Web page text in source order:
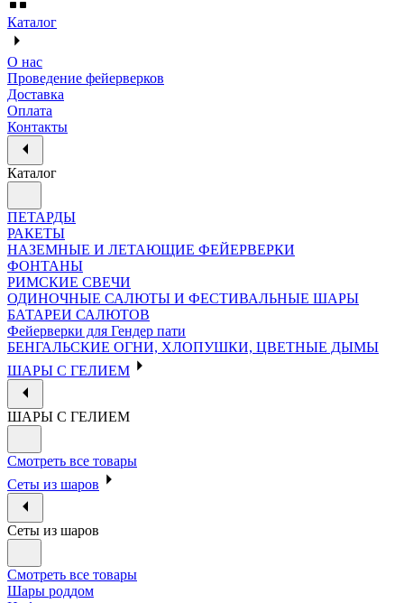
Каталог
О нас
Проведение фейерверков
Доставка
Оплата
Контакты
Каталог
ПЕТАРДЫ
РАКЕТЫ
НАЗЕМНЫЕ И ЛЕТАЮЩИЕ ФЕЙЕРВЕРКИ
ФОНТАНЫ
РИМСКИЕ СВЕЧИ
ОДИНОЧНЫЕ САЛЮТЫ И ФЕСТИВАЛЬНЫЕ ШАРЫ
БАТАРЕИ САЛЮТОВ
Фейерверки для Гендер пати
БЕНГАЛЬСКИЕ ОГНИ, ХЛОПУШКИ, ЦВЕТНЫЕ ДЫМЫ
ШАРЫ С ГЕЛИЕМ
ШАРЫ С ГЕЛИЕМ
Смотреть все товары
Сеты из шаров
Сеты из шаров
Смотреть все товары
Шары роддом